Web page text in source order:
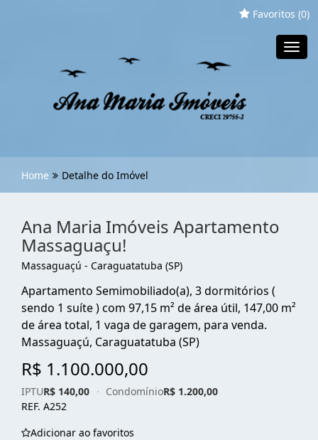
Favoritos (0)
Home Detalhe do Imóvel
Ana Maria Imóveis Apartamento
Massaguaçu!
Massaguaçú - Caraguatatuba (SP)
Apartamento Semimobiliado(a), 3 dormitórios (
sendo 1 suíte ) com 97,15 m² de área útil, 147,00 m²
de área total, 1 vaga de garagem, para venda.
Massaguaçú, Caraguatatuba (SP)
R$ 1.100.000,00
IPTUR$ 140,00 · CondomínioR$ 1.200,00
REF. A252
Adicionar ao favoritos